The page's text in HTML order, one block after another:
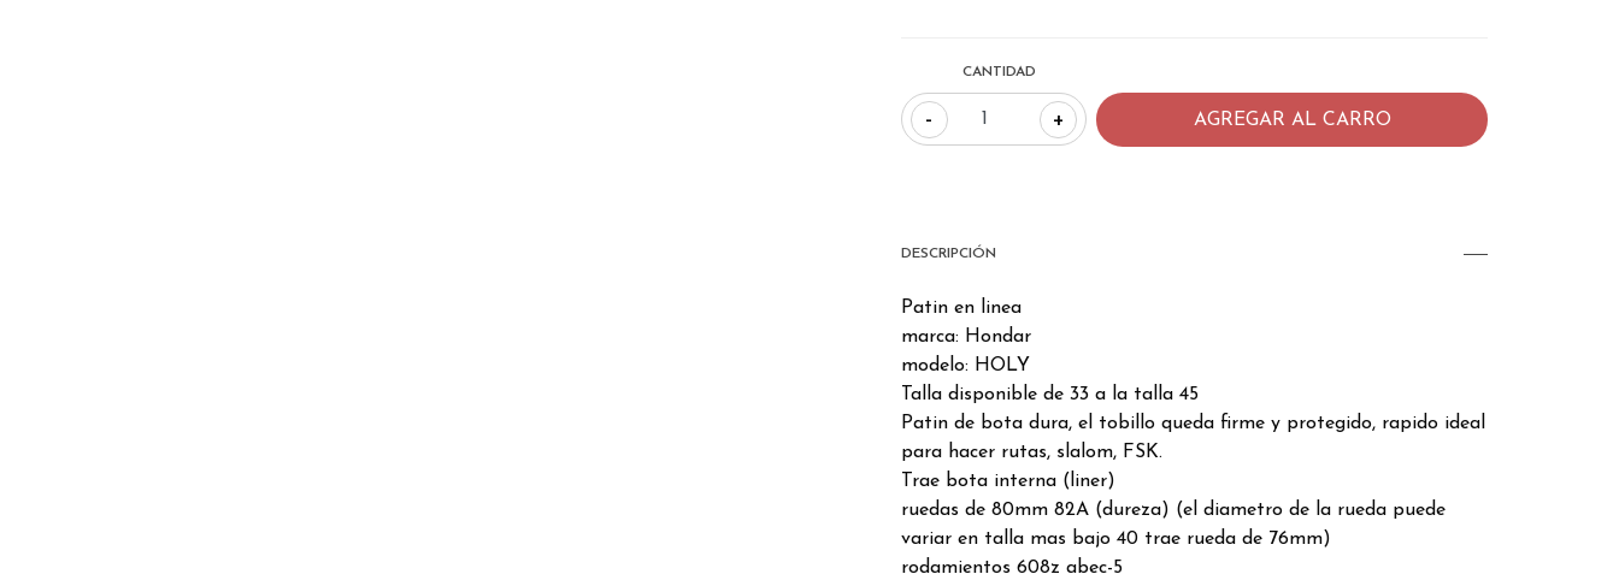
CANTIDAD
- +
DESCRIPCIÓN
Patin en linea
marca: Hondar
modelo: HOLY
Talla disponible de 33 a la talla 45
Patin de bota dura, el tobillo queda firme y protegido, rapido ideal
para hacer rutas, slalom, FSK.
Trae bota interna (liner)
ruedas de 80mm 82A (dureza) (el diametro de la rueda puede
variar en talla mas bajo 40 trae rueda de 76mm)
rodamientos 608z abec-5